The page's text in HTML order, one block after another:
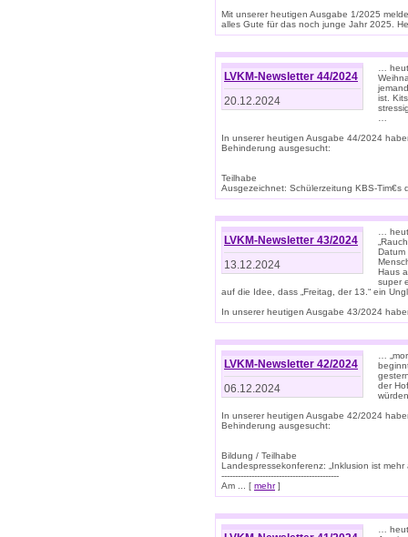
Mit unserer heutigen Ausgabe 1/2025
alles Gute für das noch junge Jahr 2025.
LVKM-Newsletter 44/2024
20.12.2024
…
ist.
In unserer heutigen Ausgabe 44/2024
Behinderung ausgesucht:
Teilhabe
Ausgezeichnet: Schülerzeitung KBS-Tim€s
LVKM-Newsletter 43/2024
13.12.2024
…
Datum
Haus
super
auf die Idee, dass „Freitag, der 13.“ ein
In unserer heutigen Ausgabe 43/2024
LVKM-Newsletter 42/2024
06.12.2024
…
der
In unserer heutigen Ausgabe 42/2024
Behinderung ausgesucht:
Bildung / Teilhabe
Landespressekonferenz: „Inklusion ist mehr
-------------------------------------------
Am ... [ mehr]
…